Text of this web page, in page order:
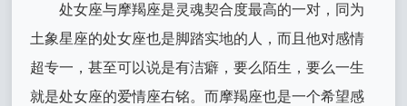
处女座与摩羯座是灵魂契合度最高的一对，同为
土象星座的处女座也是脚踏实地的人，而且他对感情
超专一，甚至可以说是有洁癖，要么陌生，要么一生
就是处女座的爱情座右铭。而摩羯座也是一个希望感